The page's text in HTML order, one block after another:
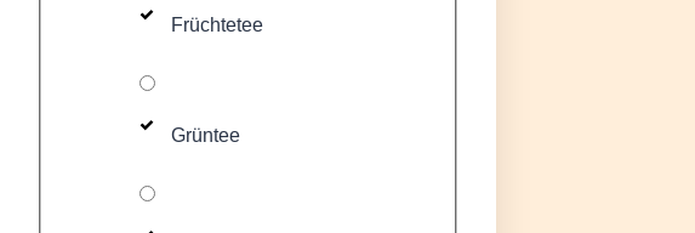
Früchtetee
Grüntee